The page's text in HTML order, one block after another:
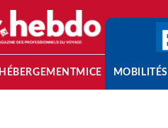
HÉBERGEMENTMICE MOBILITÉS